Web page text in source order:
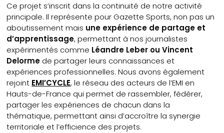
Ce projet s’inscrit dans la continuité de notre activité
principale. Il représente pour Gazette Sports, non pas un
aboutissement mais une expérience de partage et
d’apprentissage, permettant à nos journalistes
expérimentés comme Léandre Leber ou Vincent
Delorme de partager leurs connaissances et
expériences professionnelles. Nous avons également
rejoint EMI’CYCLE, le réseau des acteurs de l’EMI en
Hauts-de-France qui permet de rassembler, fédérer,
partager les expériences de chacun dans la
thématique, permettant ainsi d’accroître la synergie
territoriale et l’efficience des projets.